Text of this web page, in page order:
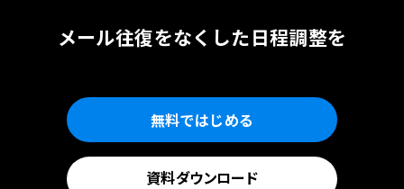
メール往復をなくした日程調整を
無料ではじめる
資料ダウンロード